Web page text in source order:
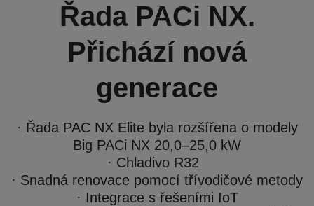
Řada PACi NX.
Přichází nová
generace
· Řada PAC NX Elite byla rozšířena o modely
Big PACi NX 20,0–25,0 kW
· Chladivo R32
· Snadná renovace pomocí třívodičové metody
· Integrace s řešeními IoT